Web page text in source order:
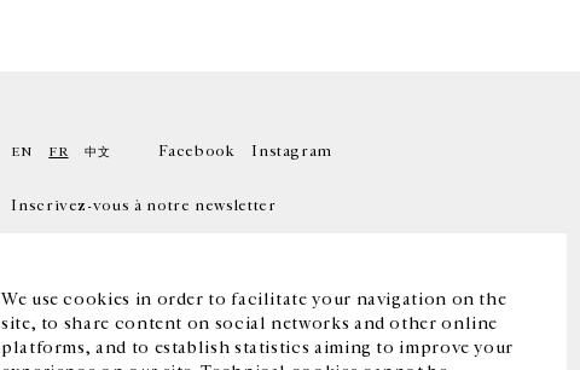
We use cookies in order to facilitate your navigation on the
site, to share content on social networks and other online
platforms, and to establish statistics aiming to improve your
EN FR 中文 Facebook Instagram
Inscrivez-vous à notre newsletter